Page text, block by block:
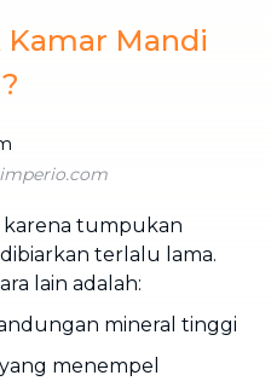
Kamar Mandi
karena tumpukan
terlalu lama.
lain adalah:
mineral tinggi
menempel